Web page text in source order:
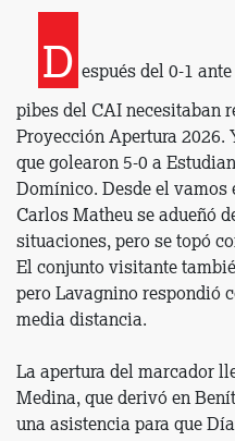
D espués del 0-1
pibes del CAI necesitaban
Proyección Apertura 2026.
que golearon 5-0 a
Domínico. Desde el vamos
Carlos Matheu se adueñó
situaciones, pero se topó
El conjunto visitante
pero Lavagnino respondió
media distancia.
La apertura del marcador
Medina, que derivó en
una asistencia para que